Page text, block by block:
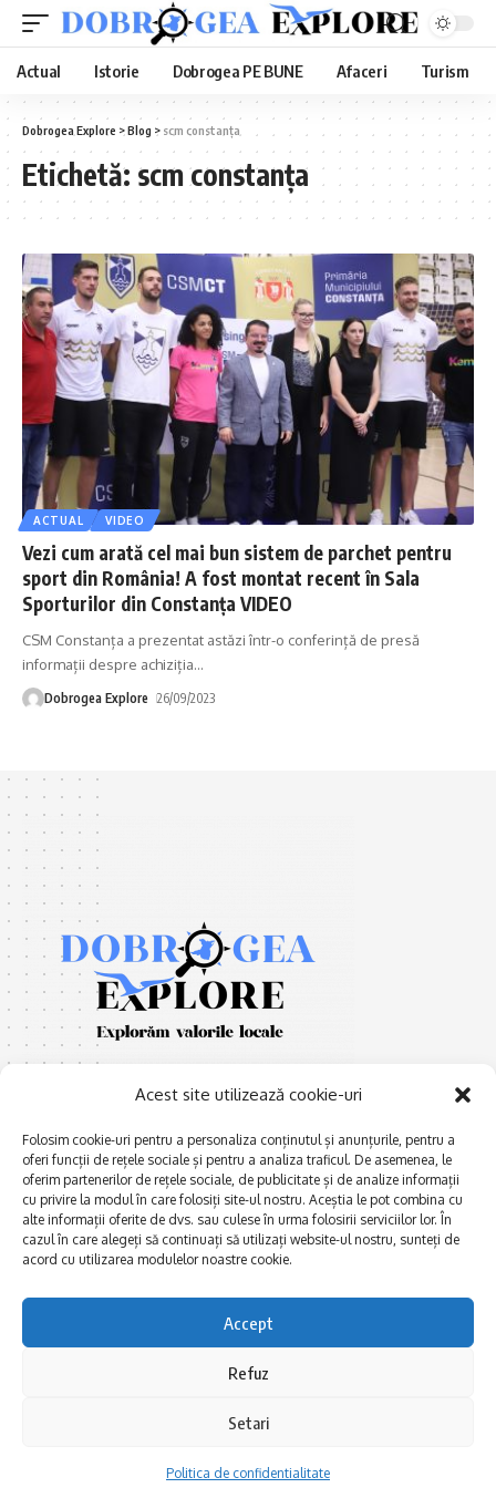
Acest site utilizează cookie-uri
Folosim cookie-uri pentru a personaliza conținutul și anunțurile, pentru a
oferi funcții de rețele sociale și pentru a analiza traficul. De asemenea, le
oferim partenerilor de rețele sociale, de publicitate și de analize informații
cu privire la modul în care folosiți site-ul nostru. Aceștia le pot combina cu
alte informații oferite de dvs. sau culese în urma folosirii serviciilor lor. În
cazul în care alegeți să continuați să utilizați website-ul nostru, sunteți de
acord cu utilizarea modulelor noastre cookie.
Accept
Refuz
Setari
Politica de confidentialitate
Actual Istorie Dobrogea PE BUNE Afaceri Turism
Dobrogea Explore >Blog > scm constanța
Etichetă: scm constanța
ACTUAL VIDEO
Vezi cum arată cel mai bun sistem de parchet pentru
sport din România! A fost montat recent în Sala
Sporturilor din Constanța VIDEO
CSM Constanța a prezentat astăzi într-o conferință de presă
informații despre achiziția…
Dobrogea Explore 26/09/2023
E xplorăm Dobrogea,
Explorăm valorile locale:
Deltă, Litoral, cele mai mari
lacuri, cele mai vechi orașe,
Afaceri și meșteșuguri
Actualitate
Dobrogea PE BUNE
La Drum cu Ada